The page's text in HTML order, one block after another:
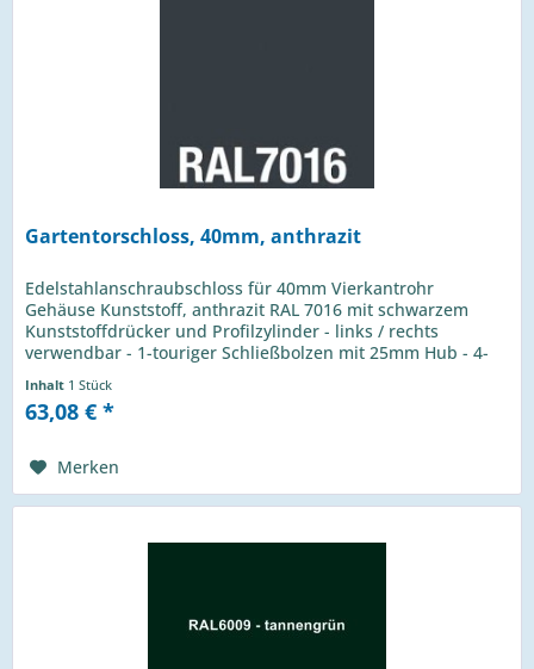
Gartentorschloss, 40mm, anthrazit
Edelstahlanschraubschloss für 40mm Vierkantrohr
Gehäuse Kunststoff, anthrazit RAL 7016 mit schwarzem
Kunststoffdrücker und Profilzylinder - links / rechts
verwendbar - 1-touriger Schließbolzen mit 25mm Hub - 4-
Inhalt 1 Stück
63,08 € *
Merken